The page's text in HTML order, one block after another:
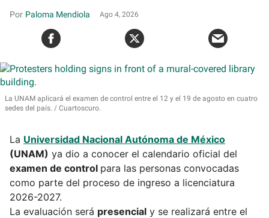
Paloma Mendiola Ago 4, 2026
La UNAM aplicará el examen de control entre el 12 y el 19 de agosto en cuatro
sedes del país.
Cuartoscuro.
La Universidad Nacional Autónoma de México
(UNAM) ya dio a conocer el calendario oficial del
examen de control para las personas convocadas
como parte del proceso de ingreso a licenciatura
2026-2027.
La evaluación será presencial y se realizará entre el